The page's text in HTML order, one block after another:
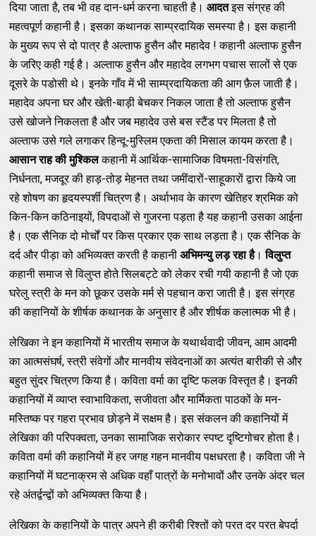
दिया जाता है, तब भी वह दान-धर्म करना चाहती है।आदतइस संग्रह की
महत्वपूर्ण कहानी है। इसका कथानक साम्प्रदायिक समस्या है। इस कहानी
के मुख्य रूप से दो पात्र है अल्ताफ हुसैन और महादेव ! कहानी अल्ताफ हुसैन
के जरिए कही गई है। अल्ताफ हुसैन और महादेव लगभग पचास सालों से एक
दूसरे के पडोसी थे। इनके गाँव में भी साम्प्रदायिकता की आग फ़ैल जाती है।
महादेव अपना घर और खेती-बाड़ी बेचकर निकल जाता है तो अल्ताफ हुसैन
उसे खोजने निकलता है और जब महादेव उसे बस स्टैंड पर मिलता है तो
अल्ताफ उसे गले लगाकर हिन्दू-मुस्लिम एकता की मिसाल कायम करता है।
आसान राह की मुश्किलकहानी में आर्थिक-सामाजिक विषमता-विसंगति,
निर्धनता, मजदूर की हाड़-तोड़ मेहनत तथा जमींदारों-साहूकारों द्वारा किये जा
रहे शोषण का हृदयस्पर्शी चित्रण है। अर्थाभाव के कारण खेतिहर श्रमिक को
किन-किन कठिनाइयों, विपदाओं से गुजरना पड़ता है यह कहानी उसका आईना
है। एक सैनिक दो मोर्चों पर किस प्रकार एक साथ लड़ता है। एक सैनिक के
दर्द और पीड़ा को अभिव्यक्त करती है कहानीअभिमन्यु लड़ रहा है। विलुप्त
कहानी समाज से विलुप्त होते सिलबट्टे को लेकर रची गयी कहानी है जो एक
घरेलु स्त्री के मन को छूकर उसके मर्म से पहचान करा जाती है। इस संग्रह
की कहानियों के शीर्षक कथानक के अनुसार है और शीर्षक कलात्मक भी है।
लेखिका ने इन कहानियों में भारतीय समाज के यथार्थवादी जीवन, आम आदमी
का आत्मसंघर्ष, स्त्री संवेगों और मानवीय संवेदनाओं का अत्यंत बारीकी से और
बहुत सुंदर चित्रण किया है। कविता वर्मा का दृष्टि फलक विस्तृत है। इनकी
कहानियों में व्याप्त स्वाभाविकता, सजीवता और मार्मिकता पाठकों के मन-
मस्तिष्क पर गहरा प्रभाव छोड़ने में सक्षम है। इस संकलन की कहानियों में
लेखिका की परिपक्वता, उनका सामाजिक सरोकार स्पष्ट दृष्टिगोचर होता है।
कविता वर्मा की कहानियों में हर जगह गहन मानवीय पक्षधरता है। कविता जी ने
कहानियों में घटनाक्रम से अधिक वहाँ पात्रों के मनोभावों और उनके अंदर चल
रहे अंतर्द्वन्द्वों को अभिव्यक्त किया है।
लेखिका के कहानियों के पात्र अपने ही करीबी रिश्तों को परत दर परत बेपर्दा